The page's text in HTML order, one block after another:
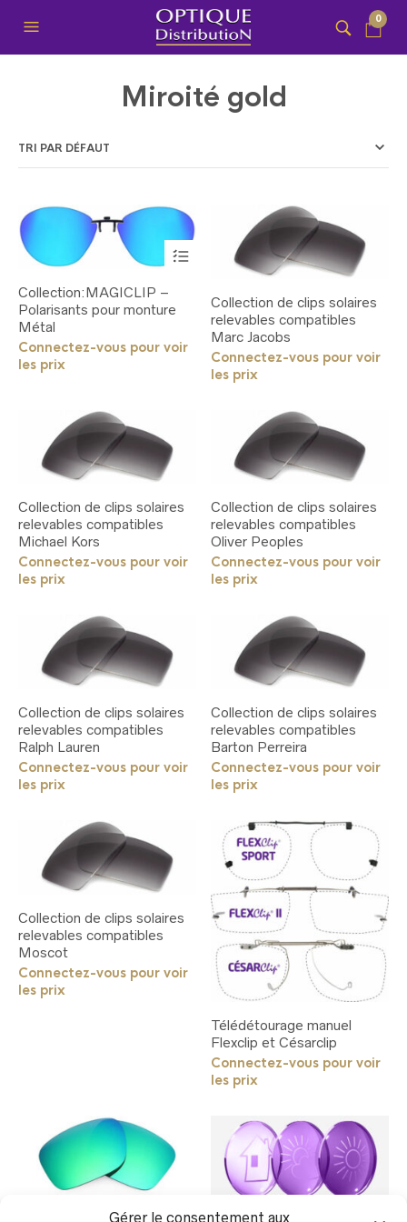
Gérer le consentement aux
0
Miroité gold
produit
variations.
Les
options
peuvent
être
produit
Collection:MAGICLIP –
Polarisants pour monture
Métal
Connectez-vous pour voir
les prix
Collection de clips solaires
relevables compatibles
Marc Jacobs
Connectez-vous pour voir
les prix
Collection de clips solaires
relevables compatibles
Michael Kors
Connectez-vous pour voir
les prix
Collection de clips solaires
relevables compatibles
Oliver Peoples
Connectez-vous pour voir
les prix
Collection de clips solaires
relevables compatibles
Ralph Lauren
Connectez-vous pour voir
les prix
Collection de clips solaires
relevables compatibles
Barton Perreira
Connectez-vous pour voir
les prix
Collection de clips solaires
relevables compatibles
Moscot
Connectez-vous pour voir
les prix
Télédétourage manuel
Flexclip et Césarclip
Connectez-vous pour voir
les prix